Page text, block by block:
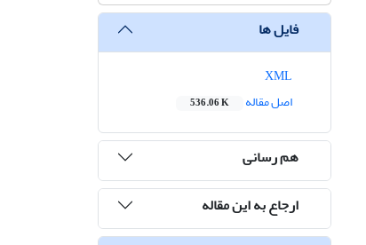
فایل ها
اصل مقاله
536.06 K
هم رسانی
ارجاع به این مقاله